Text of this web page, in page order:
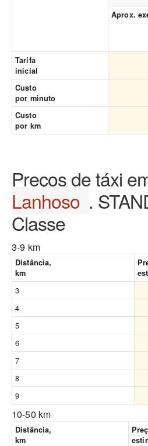
Aprox.
Tarifa
inicial
Custo
por minuto
Custo
por km
Preços de táxi
Lanhoso .
Classe
3-9 km
Distância,
km
3
4
5
6
7
8
9
10-50 km
Distância,
km